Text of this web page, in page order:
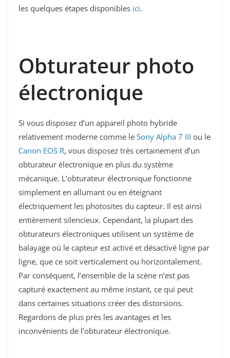
les quelques étapes disponibles ici.
Obturateur photo
électronique
Si vous disposez d’un appareil photo hybride
relativement moderne comme le Sony Alpha 7 III ou le
Canon EOS R, vous disposez très certainement d’un
obturateur électronique en plus du système
mécanique. L’obturateur électronique fonctionne
simplement en allumant ou en éteignant
électriquement les photosites du capteur. Il est ainsi
entièrement silencieux. Cependant, la plupart des
obturateurs électroniques utilisent un système de
balayage où le capteur est activé et désactivé ligne par
ligne, que ce soit verticalement ou horizontalement.
Par conséquent, l’ensemble de la scène n’est pas
capturé exactement au même instant, ce qui peut
dans certaines situations créer des distorsions.
Regardons de plus près les avantages et les
inconvénients de l’obturateur électronique.